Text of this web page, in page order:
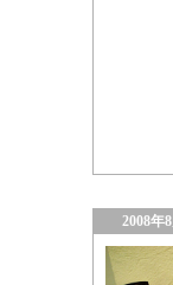
2008年